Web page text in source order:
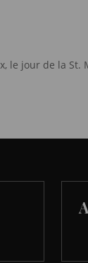
le jour de la St.